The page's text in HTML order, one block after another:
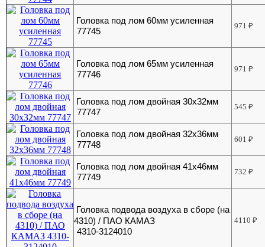
Головка под лом 60мм усиленная
77745
971₽
Головка под лом 65мм усиленная
77746
971₽
Головка под лом двойная 30х32мм
77747
545₽
Головка под лом двойная 32х36мм
77748
601₽
Головка под лом двойная 41х46мм
77749
732₽
Головка подвода воздуха в сборе (на
4310) / ПАО КАМАЗ
4310-3124010
4110₽